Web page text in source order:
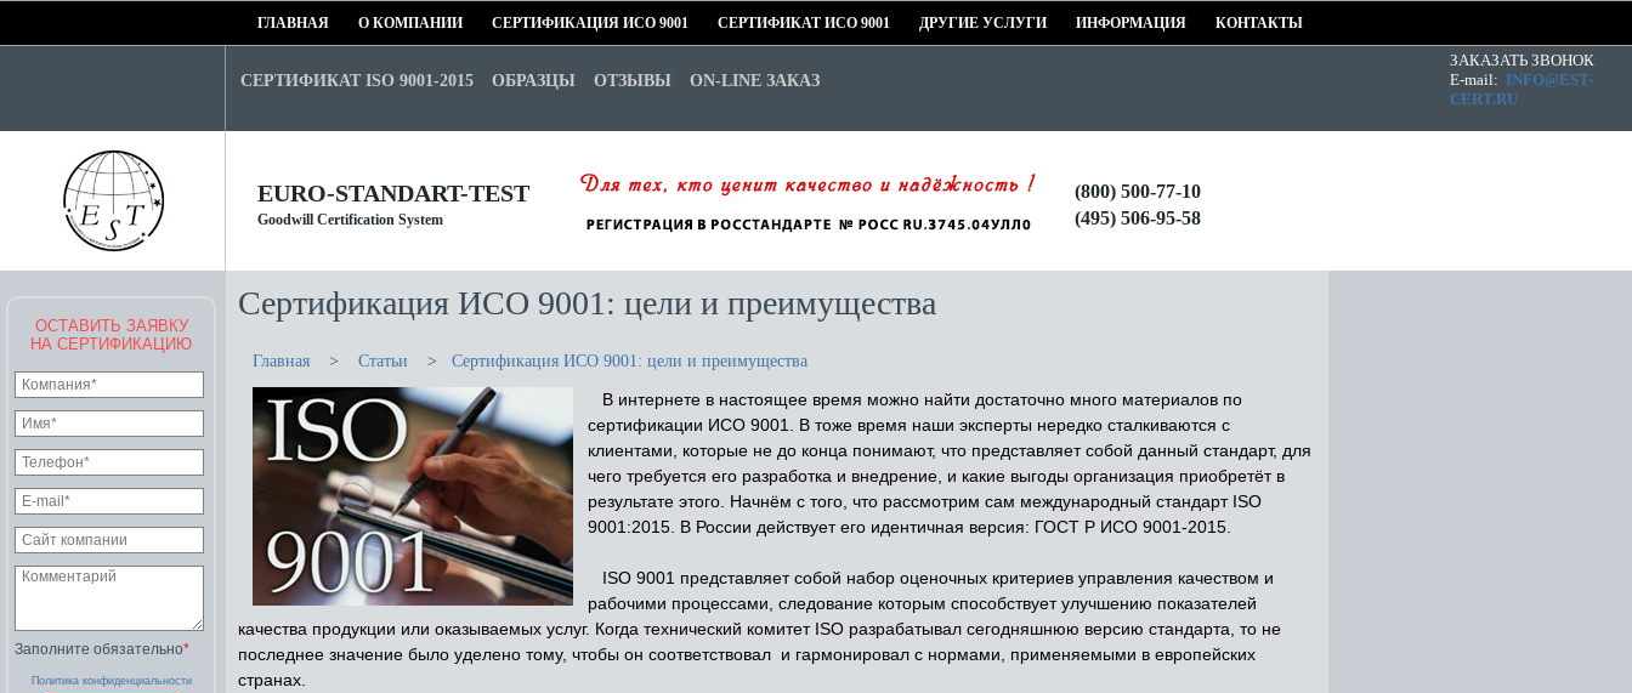
ГЛАВНАЯ О КОМПАНИИ СЕРТИФИКАЦИЯ ИСО 9001 СЕРТИФИКАТ ИСО 9001 ДРУГИЕ УСЛУГИ ИНФОРМАЦИЯ КОНТАКТЫ
СЕРТИФИКАТ ISO 9001-2015 ОБРАЗЦЫ ОТЗЫВЫ ON-LINE ЗАКАЗ
ЗАКАЗАТЬ ЗВОНОК
E-mail: INFO@EST-
CERT.RU
EURO-STANDART-TEST
Goodwill Certification System
(800) 500-77-10
(495) 506-95-58
ОСТАВИТЬ ЗАЯВКУ
НА СЕРТИФИКАЦИЮ
Заполните обязательно*
Политика конфиденциальности
Сертификация ИСО 9001: цели и преимущества
Главная > Статьи > Сертификация ИСО 9001: цели и преимущества
В интернете в настоящее время можно найти достаточно много материалов по
сертификации ИСО 9001. В тоже время наши эксперты нередко сталкиваются с
клиентами, которые не до конца понимают, что представляет собой данный стандарт, для
чего требуется его разработка и внедрение, и какие выгоды организация приобретёт в
результате этого. Начнём с того, что рассмотрим сам международный стандарт ISO
9001:2015. В России действует его идентичная версия: ГОСТ Р ИСО 9001-2015.
ISO 9001 представляет собой набор оценочных критериев управления качеством и
рабочими процессами, следование которым способствует улучшению показателей
качества продукции или оказываемых услуг. Когда технический комитет ISO разрабатывал сегодняшнюю версию стандарта, то не
последнее значение было уделено тому, чтобы он соответствовал и гармонировал с нормами, применяемыми в европейских
странах.